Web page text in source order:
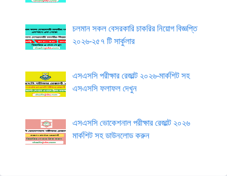
চলমান সকল বেসরকারি চাকরির নিয়োগ বিজ্ঞপ্তি
২০২৬-২৫৭ টি সার্কুলার
এসএসসি পরীক্ষার রেজাল্ট ২০২৬-মার্কশিট সহ
এসএসসি ফলাফল দেখুন
এসএসসি ভোকেশনাল পরীক্ষার রেজাল্ট ২০২৬
মার্কশিট সহ ডাউনলোড করুন